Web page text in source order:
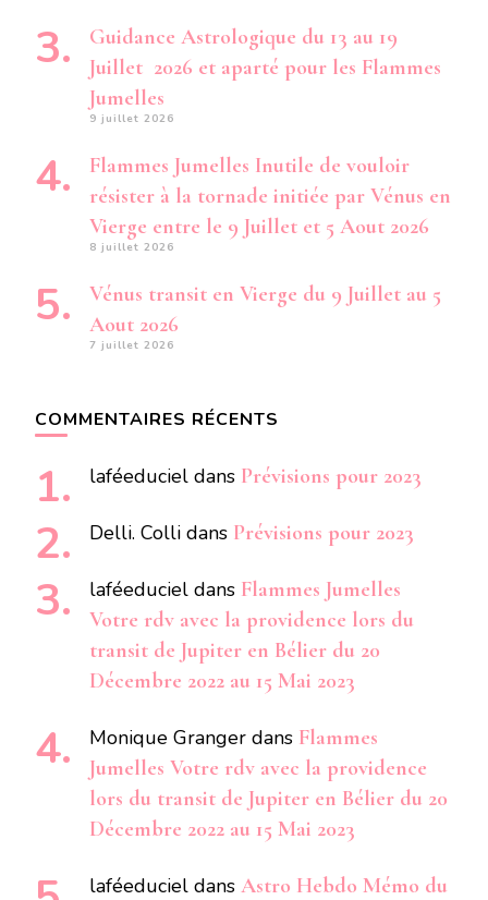
Guidance Astrologique du 13 au 19
Juillet 2026 et aparté pour les Flammes
Jumelles
9 juillet 2026
Flammes Jumelles Inutile de vouloir
résister à la tornade initiée par Vénus en
Vierge entre le 9 Juillet et 5 Aout 2026
8 juillet 2026
Vénus transit en Vierge du 9 Juillet au 5
Aout 2026
7 juillet 2026
COMMENTAIRES RÉCENTS
laféeduciel dans Prévisions pour 2023
Delli. Colli dans Prévisions pour 2023
laféeduciel dans Flammes Jumelles
Votre rdv avec la providence lors du
transit de Jupiter en Bélier du 20
Décembre 2022 au 15 Mai 2023
Monique Granger dans Flammes
Jumelles Votre rdv avec la providence
lors du transit de Jupiter en Bélier du 20
Décembre 2022 au 15 Mai 2023
laféeduciel dans Astro Hebdo Mémo du